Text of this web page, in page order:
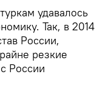
удавалось
Так, в 2014
России,
резкие
России